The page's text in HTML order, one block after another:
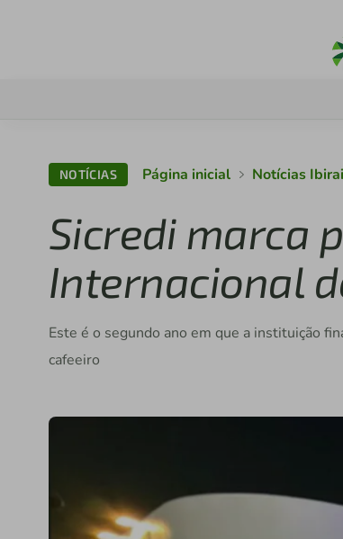
NOTÍCIAS Página inicial Notícias
Sicredi marca
Internacional
Este é o segundo ano em que a instituição
cafeeiro